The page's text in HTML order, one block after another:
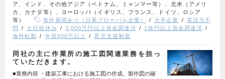
ア、インド、その他アジア（ベトナム、ミャンマー等）、北米（アメリ
カ、カナダ等）、ヨーロッパ（イギリス、フランス、ドイツ、ロシア
等）
海外展開あり（日系グローバル企業） 大手企業
英語力不
問
土日祝休み 3,000万円以上資金調達済
1億円以上資金調達済
海外転勤
年収600万以上 育児支援制度
同社の主に作業所の施工図関連業務を担っ
ていただきます。
■業務内容 ・建築工事における施工図の作成、製作図の確